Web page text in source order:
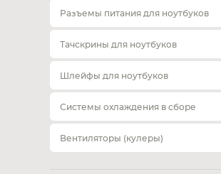
Разъемы питания для ноутбуков
Тачскрины для ноутбуков
Шлейфы для ноутбуков
Системы охлаждения в сборе
Вентиляторы (кулеры)